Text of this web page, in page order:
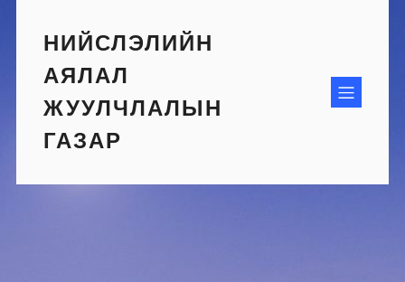
contentНИЙСЛЭЛИЙН
АЯЛАЛ
ЖУУЛЧЛАЛЫН
ГАЗАР